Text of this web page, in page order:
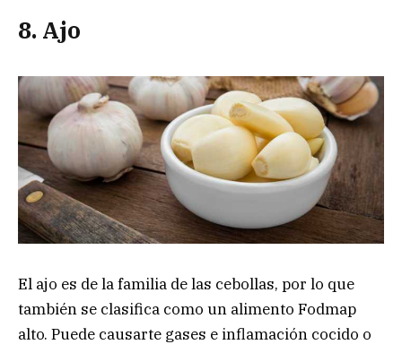
8. Ajo
El ajo es de la familia de las cebollas, por lo que
también se clasifica como un alimento Fodmap
alto. Puede causarte gases e inflamación cocido o